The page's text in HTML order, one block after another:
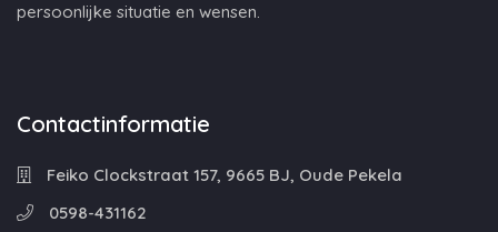
persoonlijke situatie en wensen.
Contactinformatie
Feiko Clockstraat 157, 9665 BJ, Oude Pekela
0598-431162